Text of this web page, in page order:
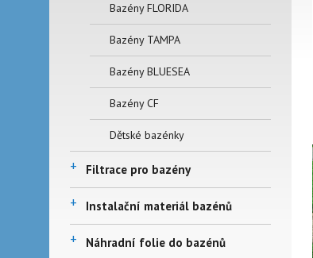
Bazény FLORIDA
Bazény TAMPA
Bazény BLUESEA
Bazény CF
Dětské bazénky
+ Filtrace pro bazény
+ Instalační materiál bazénů
+ Náhradní folie do bazénů